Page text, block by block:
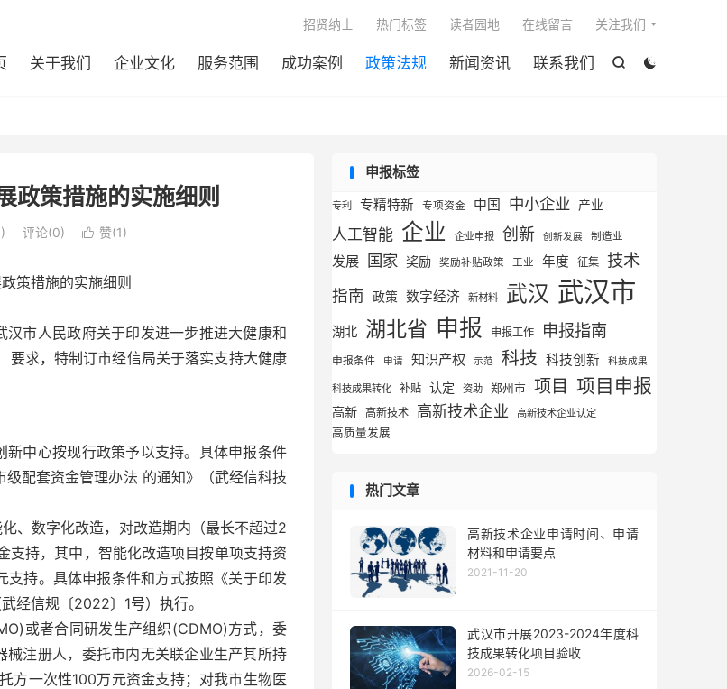


关于我们 企业文化 服务范围 成功案例 政策法规 新闻资讯 联系我们
招贤纳士 热门标签 读者园地 在线留言 关注我们
政策措施的实施细则
评论(0)  赞(1)
策措施的实施细则
市人民政府关于印发进一步推进大健康和
要求，特制订市经信局关于落实支持大健康
新中心按现行政策予以支持。具体申报条件
配套资金管理办法 的通知》（武经信科技
、数字化改造，对改造期内（最长不超过2
支持，其中，智能化改造项目按单项支持资
持。具体申报条件和方式按照《关于印发
经信规〔2022〕1号）执行。
或者合同研发生产组织(CDMO)方式，委
注册人，委托市内无关联企业生产其所持
方一次性100万元资金支持；对我市生物医
申报标签
专利 专精特新 专项资金 中国 中小企业 产业
人工智能 企业 企业申报 创新 创新发展 制造业
发展 国家 奖励 奖励补贴政策 工业 年度 征集 技术
指南 政策 数字经济 新材料 武汉 武汉市
湖北 湖北省 申报 申报工作 申报指南
申报条件 申请 知识产权 示范 科技 科技创新 科技成果
科技成果转化 补贴 认定 资助 郑州市 项目 项目申报
高新 高新技术 高新技术企业 高新技术企业认定
高质量发展
热门文章
高新技术企业申请时间、申请
材料和申请要点
2021-11-20
武汉市开展2023-2024年度科
技成果转化项目验收
2026-02-15